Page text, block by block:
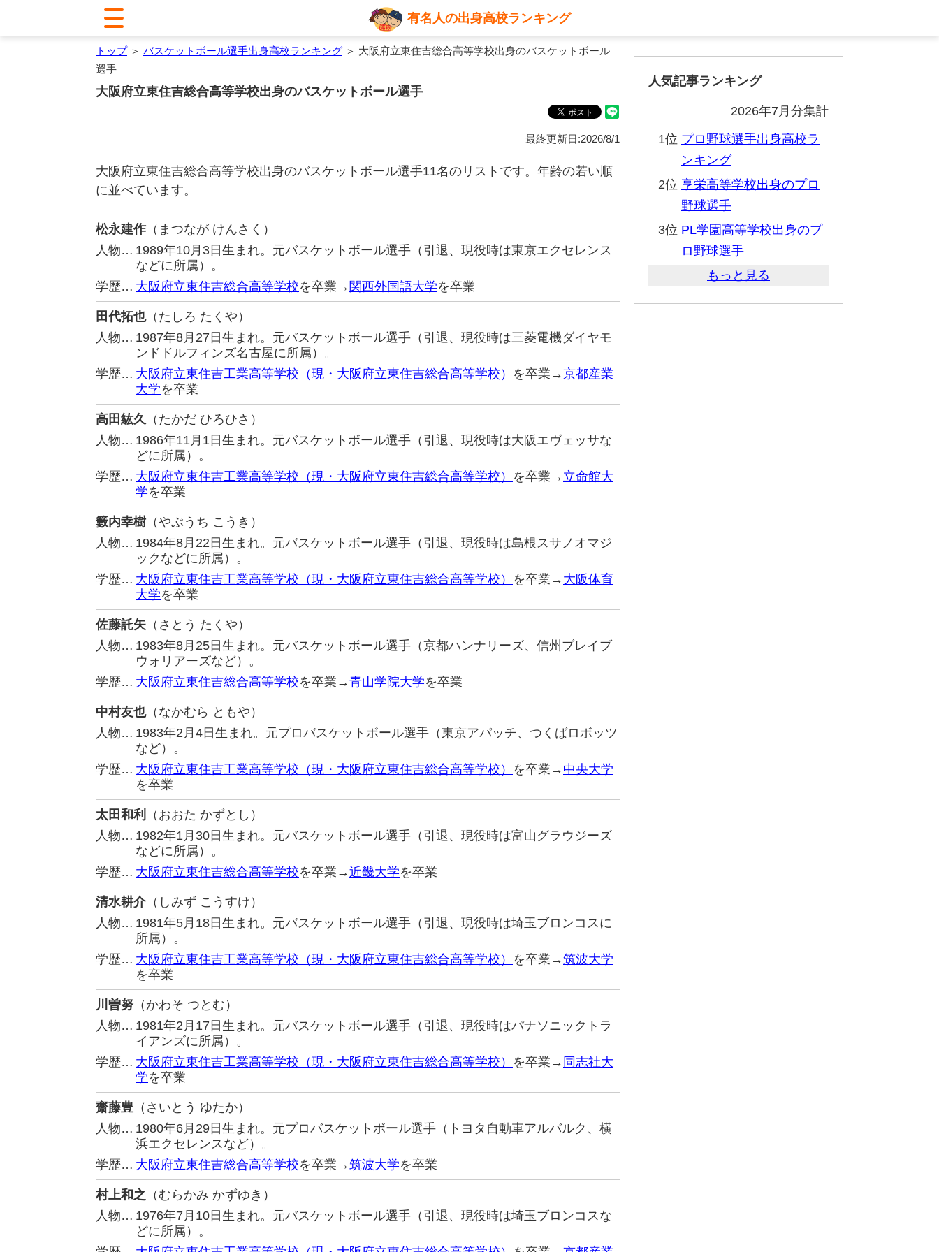
有名人の出身高校ランキング
トップ＞ バスケットボール選手出身高校ランキング ＞ 大阪府立東住吉総合高等学校出身のバスケットボール
選手
大阪府立東住吉総合高等学校出身のバスケットボール選手
最終更新日:2026/8/1
大阪府立東住吉総合高等学校出身のバスケットボール選手11名のリストです。年齢の若い順
に並べています。
松永建作（まつなが けんさく）
人物… 1989年10月3日生まれ。元バスケットボール選手（引退、現役時は東京エクセレンス
などに所属）。
学歴… 大阪府立東住吉総合高等学校を卒業→ 関西外国語大学を卒業
田代拓也（たしろ たくや）
人物… 1987年8月27日生まれ。元バスケットボール選手（引退、現役時は三菱電機ダイヤモ
ンドドルフィンズ名古屋に所属）。
学歴… 大阪府立東住吉工業高等学校（現・大阪府立東住吉総合高等学校） を卒業→京都産業
大学を卒業
高田紘久 （たかだ ひろひさ）
人物… 1986年11月1日生まれ。元バスケットボール選手（引退、現役時は大阪エヴェッサな
どに所属）。
学歴… 大阪府立東住吉工業高等学校（現・大阪府立東住吉総合高等学校） を卒業→ 立命館大
学を卒業
籔内幸樹（やぶうち こうき）
人物… 1984年8月22日生まれ。元バスケットボール選手（引退、現役時は島根スサノオマジ
ックなどに所属）。
学歴… 大阪府立東住吉工業高等学校（現・大阪府立東住吉総合高等学校） を卒業→ 大阪体育
大学を卒業
佐藤託矢 （さとう たくや）
人物… 1983年8月25日生まれ。元バスケットボール選手（京都ハンナリーズ、信州ブレイブ
ウォリアーズなど）。
学歴… 大阪府立東住吉総合高等学校を卒業→青山学院大学を卒業
中村友也（なかむら ともや）
人物… 1983年2月4日生まれ。元プロバスケットボール選手（東京アパッチ、つくばロボッツ
など）。
学歴… 大阪府立東住吉工業高等学校（現・大阪府立東住吉総合高等学校） を卒業→ 中央大学
を卒業
太田和利
（おおた かずとし）
人物… 1982年1月30日生まれ。元バスケットボール選手（引退、現役時は富山グラウジーズ
などに所属）。
学歴… 大阪府立東住吉総合高等学校を卒業→近畿大学を卒業
清水耕介（しみず こうすけ）
人物… 1981年5月18日生まれ。元バスケットボール選手（引退、現役時は埼玉ブロンコスに
所属）。
学歴… 大阪府立東住吉工業高等学校（現・大阪府立東住吉総合高等学校） を卒業→筑波大学
を卒業
川曽努 （かわそ つとむ）
人物… 1981年2月17日生まれ。元バスケットボール選手（引退、現役時はパナソニックトラ
イアンズに所属）。
学歴… 大阪府立東住吉工業高等学校（現・大阪府立東住吉総合高等学校） を卒業→ 同志社大
学を卒業
齋藤豊 （さいとう ゆたか）
人物… 1980年6月29日生まれ。元プロバスケットボール選手（トヨタ自動車アルバルク、横
浜エクセレンスなど）。
学歴… 大阪府立東住吉総合高等学校を卒業→筑波大学を卒業
村上和之 （むらかみ かずゆき）
人物… 1976年7月10日生まれ。元バスケットボール選手（引退、現役時は埼玉ブロンコスな
どに所属）。
人気記事ランキング
2026年7月分集計
1位 プロ野球選手出身高校ラ
ンキング
2位 享栄高等学校出身のプロ
野球選手
3位 PL学園高等学校出身のプ
ロ野球選手
もっと見る